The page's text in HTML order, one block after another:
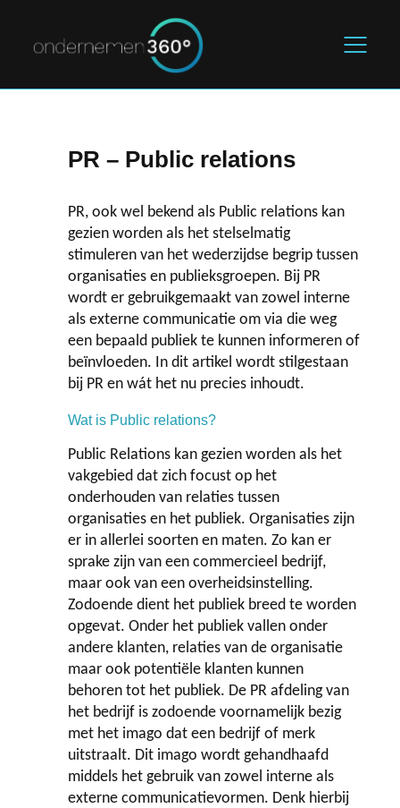
De starter
Marketing & Sales
Legal & Finance
Blogs
Over ons
Contact
PR – Public relations
PR, ook wel bekend als Public relations kan
gezien worden als het stelselmatig
stimuleren van het wederzijdse begrip tussen
organisaties en publieksgroepen. Bij PR
wordt er gebruikgemaakt van zowel interne
als externe communicatie om via die weg
een bepaald publiek te kunnen informeren of
beïnvloeden. In dit artikel wordt stilgestaan
bij PR en wát het nu precies inhoudt.
Wat is Public relations?
Public Relations kan gezien worden als het
vakgebied dat zich focust op het
onderhouden van relaties tussen
organisaties en het publiek. Organisaties zijn
er in allerlei soorten en maten. Zo kan er
sprake zijn van een commercieel bedrijf,
maar ook van een overheidsinstelling.
Zodoende dient het publiek breed te worden
opgevat. Onder het publiek vallen onder
andere klanten, relaties van de organisatie
maar ook potentiële klanten kunnen
behoren tot het publiek. De PR afdeling van
het bedrijf is zodoende voornamelijk bezig
met het imago dat een bedrijf of merk
uitstraalt. Dit imago wordt gehandhaafd
middels het gebruik van zowel interne als
externe communicatievormen. Denk hierbij